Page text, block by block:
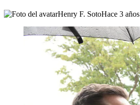
Henry F. SotoHace 3 años